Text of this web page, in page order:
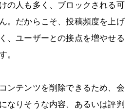
の人も多く、ブロックされる可
。だからこそ、投稿頻度を上げ
、ユーザーとの接点を増やせる
。
ンテンツを削除できるため、会
なりそうな内容、あるいは評判